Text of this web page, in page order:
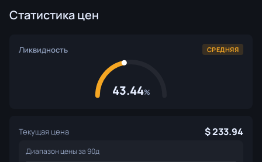
Статистика цен
Ликвидность СРЕДНЯЯ
43.44%
Текущая цена 233.94
Диапазон цены за 90д